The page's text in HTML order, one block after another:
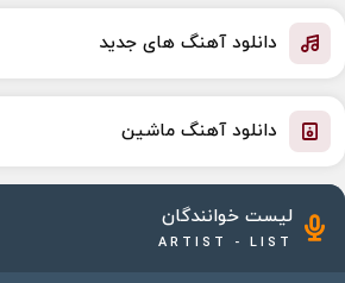
دانلود آهنگ های جدید
دانلود آهنگ ماشین
لیست خوانندگان
ARTIST - LIST